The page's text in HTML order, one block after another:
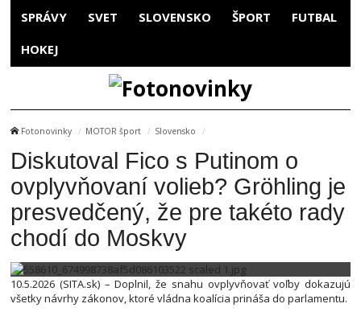
SPRÁVY SVET SLOVENSKO ŠPORT FUTBAL
HOKEJ
Fotonovinky MOTOR šport Slovensko
Diskutoval Fico s Putinom o
ovplyvňovaní volieb? Gröhling je
presvedčený, že pre takéto rady
chodí do Moskvy
10.5.2026 (SITA.sk) – Doplnil, že snahu ovplyvňovať voľby dokazujú
všetky návrhy zákonov, ktoré vládna koalícia prináša do parlamentu.